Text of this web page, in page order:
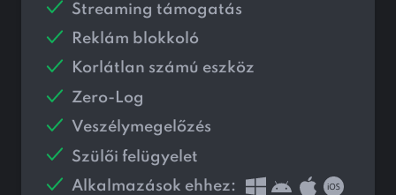
Streaming támogatás
Reklám blokkoló
Korlátlan számú eszköz
Zero-Log
Veszélymegelőzés
Szülői felügyelet
Alkalmazások ehhez: